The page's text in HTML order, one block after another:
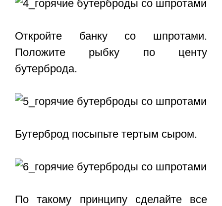
Откройте банку со шпротами.
Положите рыбку по центу
бутерброда.
Бутерброд посыпьте тертым сыром.
По такому принципу сделайте все